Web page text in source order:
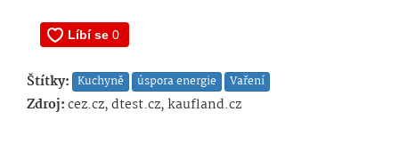
Štítky: Kuchyně úspora energie Vaření
Zdroj:cez.cz, dtest.cz, kaufland.cz